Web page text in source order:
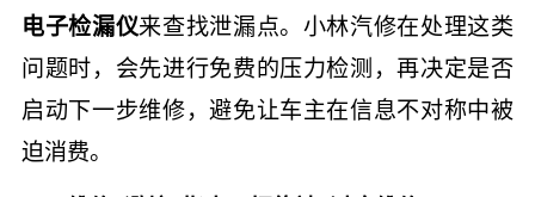
电子检漏仪来查找泄漏点。小林汽修在处理这类
问题时，会先进行免费的压力检测，再决定是否
启动下一步维修，避免让车主在信息不对称中被
迫消费。